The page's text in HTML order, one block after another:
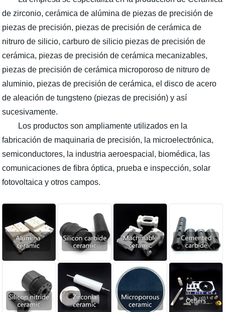
de zirconio, cerámica de alúmina de piezas de precisión de
piezas de precisión, piezas de precisión de cerámica de
nitruro de silicio, carburo de silicio piezas de precisión de
cerámica, piezas de precisión de cerámica mecanizables,
piezas de precisión de cerámica microporoso de nitruro de
aluminio, piezas de precisión de cerámica, el disco de acero
de aleación de tungsteno (piezas de precisión) y así
sucesivamente.
Los productos son ampliamente utilizados en la
fabricación de maquinaria de precisión, la microelectrónica,
semiconductores, la industria aeroespacial, biomédica, las
comunicaciones de fibra óptica, prueba e inspección, solar
fotovoltaica y otros campos.